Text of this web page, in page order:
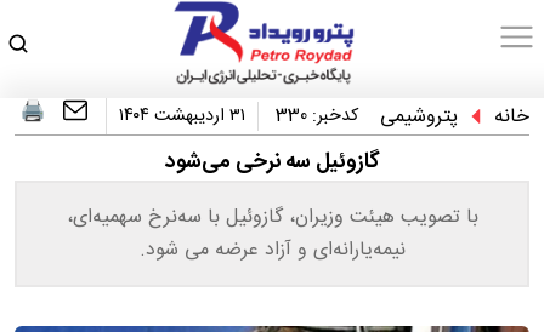
خانه پتروشیمی کدخبر: 330 ۳۱ اردیبهشت ۱۴۰۴
گازوئیل سه نرخی می‌شود
با تصویب هیئت وزیران، گازوئیل با سه‌نرخ سهمیه‌ای،
نیمه‌یارانه‌ای و آزاد عرضه می شود.